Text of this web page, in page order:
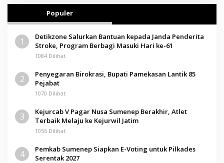
Populer
1
Detikzone Salurkan Bantuan kepada Janda Penderita
Stroke, Program Berbagi Masuki Hari ke-61
1084 Dilihat
2
Penyegaran Birokrasi, Bupati Pamekasan Lantik 85
Pejabat
1070 Dilihat
3
Kejurcab V Pagar Nusa Sumenep Berakhir, Atlet
Terbaik Melaju ke Kejurwil Jatim
1056 Dilihat
4
Pemkab Sumenep Siapkan E-Voting untuk Pilkades
Serentak 2027